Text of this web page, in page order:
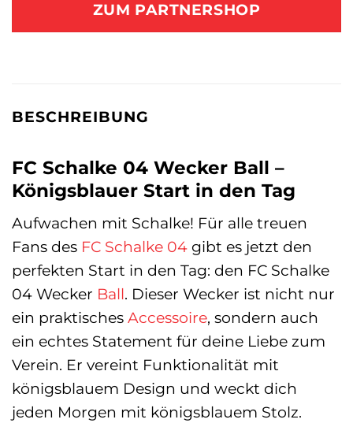
ZUM PARTNERSHOP
BESCHREIBUNG
FC Schalke 04 Wecker Ball –
Königsblauer Start in den Tag
Aufwachen mit Schalke! Für alle treuen
Fans des FC Schalke 04 gibt es jetzt den
perfekten Start in den Tag: den FC Schalke
04 Wecker Ball. Dieser Wecker ist nicht nur
ein praktisches Accessoire, sondern auch
ein echtes Statement für deine Liebe zum
Verein. Er vereint Funktionalität mit
königsblauem Design und weckt dich
jeden Morgen mit königsblauem Stolz.